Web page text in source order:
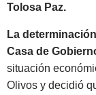
Tolosa Paz.
La
Casa de
situación
Olivos y decidió